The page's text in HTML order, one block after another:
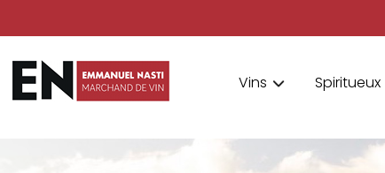
Vins Spiritueux